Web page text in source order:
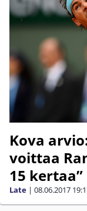
Kova
voittaa
15 kertaa”
Late | 08.06.2017